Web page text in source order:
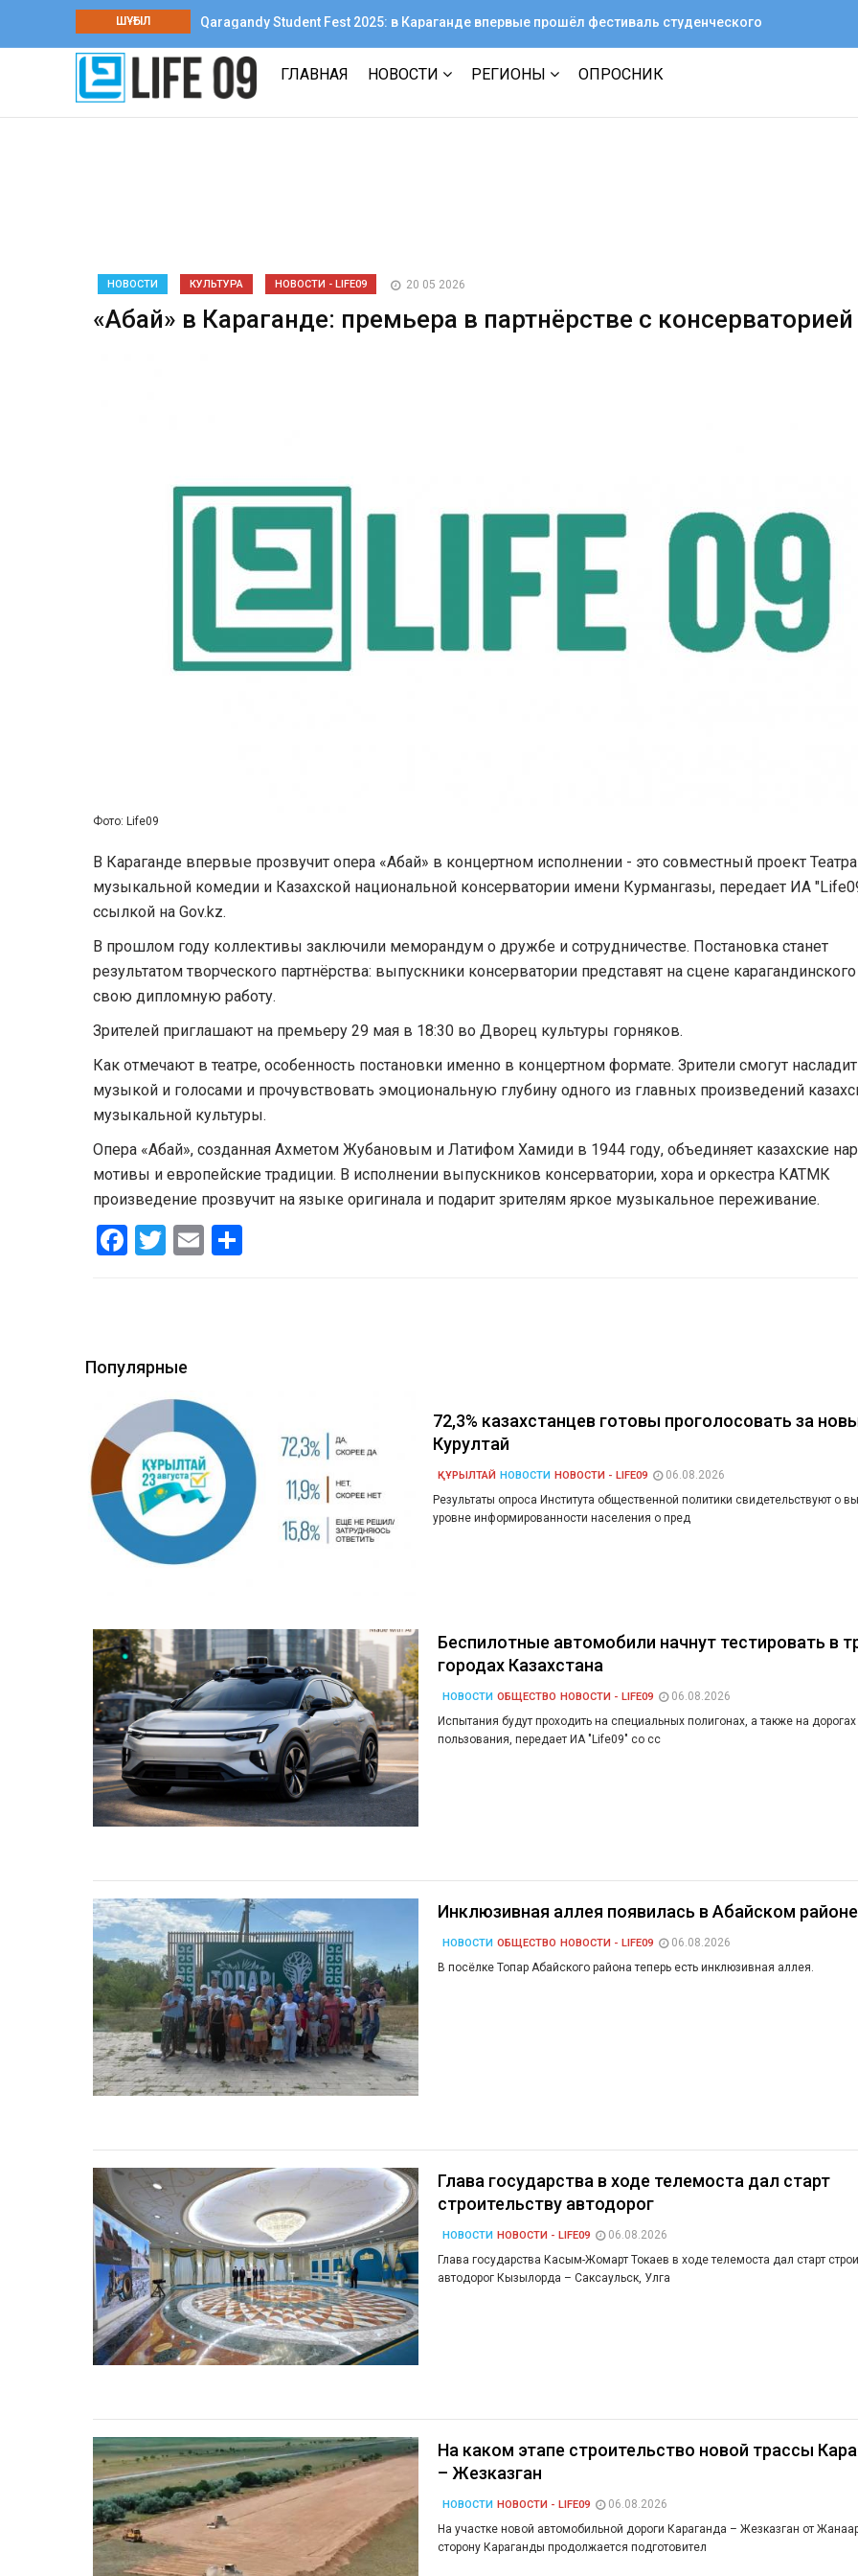
ШҰҒЫЛ
Qaragandy Student Fest 2025: в Караганде впервые прошёл фестиваль студенческого
творчества среди колледжей
ГЛАВНАЯ НОВОСТИ РЕГИОНЫ ОПРОСНИК
НОВОСТИ КУЛЬТУРА НОВОСТИ - LIFE09 20 05 2026
«Абай» в Караганде: премьера в партнёрстве с консерваторией
Фото: Life09
В Караганде впервые прозвучит опера «Абай» в концертном исполнении - это совместный проект Театра
музыкальной комедии и Казахской национальной консерватории имени Курмангазы, передает ИА
ссылкой на Gov.kz.
В прошлом году коллективы заключили меморандум о дружбе и сотрудничестве. Постановка станет
результатом творческого партнёрства: выпускники консерватории представят на сцене карагандинского
свою дипломную работу.
Зрителей приглашают на премьеру 29 мая в 18:30 во Дворец культуры горняков.
Как отмечают в театре, особенность постановки именно в концертном формате. Зрители смогут
музыкой и голосами и прочувствовать эмоциональную глубину одного из главных произведений
музыкальной культуры.
Опера «Абай», созданная Ахметом Жубановым и Латифом Хамиди в 1944 году, объединяет казахские
мотивы и европейские традиции. В исполнении выпускников консерватории, хора и оркестра КАТМК
произведение прозвучит на языке оригинала и подарит зрителям яркое музыкальное переживание.
Facebook
Twitter
Email
Популярные
72,3% казахстанцев готовы проголосовать за
Курултай
ҚҰРЫЛТАЙ НОВОСТИ НОВОСТИ - LIFE09
06.08.2026
Результаты опроса Института общественной политики свидетельствуют о
уровне информированности населения о пред
Беспилотные автомобили начнут тестировать в
городах Казахстана
НОВОСТИ ОБЩЕСТВО НОВОСТИ - LIFE09
06.08.2026
Испытания будут проходить на специальных полигонах, а также на
пользования, передает ИА "Life09" со сс
Инклюзивная аллея появилась в Абайском районе
НОВОСТИ ОБЩЕСТВО НОВОСТИ - LIFE09
06.08.2026
В посёлке Топар Абайского района теперь есть инклюзивная аллея.
Глава государства в ходе телемоста дал старт
строительству автодорог
НОВОСТИ НОВОСТИ - LIFE09
06.08.2026
Глава государства Касым-Жомарт Токаев в ходе телемоста дал старт
автодорог Кызылорда – Саксаульск, Улга
На каком этапе строительство новой трассы
– Жезказган
НОВОСТИ НОВОСТИ - LIFE09
06.08.2026
На участке новой автомобильной дороги Караганда – Жезказган от
сторону Караганды продолжается подготовител